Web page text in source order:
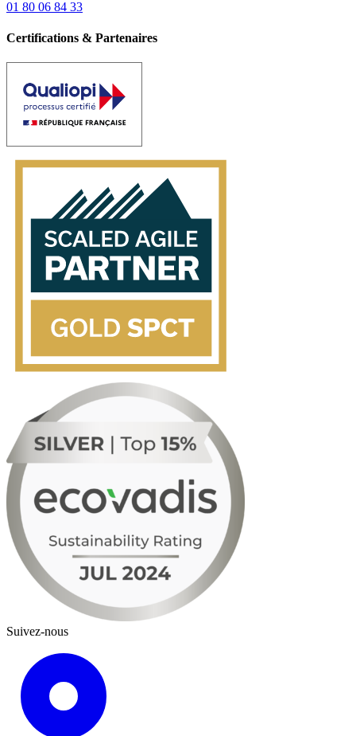
01 80 06 84 33
Certifications & Partenaires
Suivez-nous